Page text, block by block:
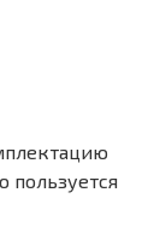
пользуется